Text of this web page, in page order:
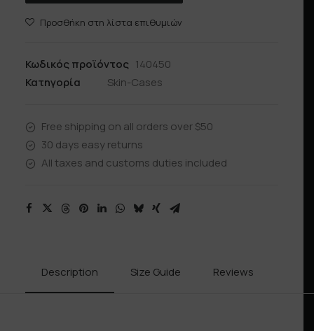
Προσθήκη στη λίστα επιθυμιών
Κωδικός προϊόντος 140450
Κατηγορία
Skin-Cases
Free shipping on all orders over $50
30 days easy returns
All taxes and customs duties included
Description Size Guide Reviews